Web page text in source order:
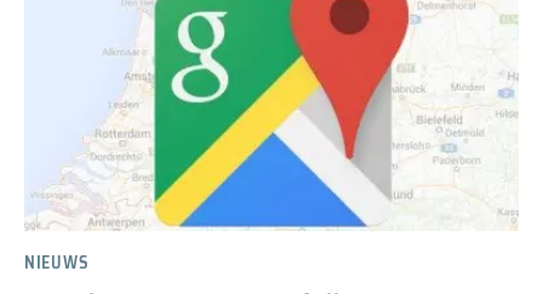
NIEUWS